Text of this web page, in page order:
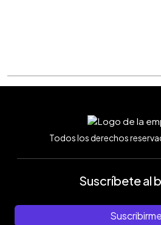
Todos los derechos
Suscríbete al
Suscribirme